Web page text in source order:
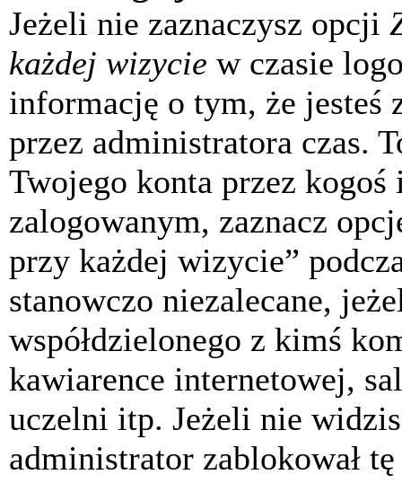
Jeżeli nie zaznaczysz opcji
każdej wizycie w czasie
informację o tym, że jesteś
przez administratora czas.
Twojego konta przez kogoś
zalogowanym, zaznacz
przy każdej wizycie”
stanowczo niezalecane,
współdzielonego z kimś
kawiarence internetowej,
uczelni itp. Jeżeli nie
administrator zablokował